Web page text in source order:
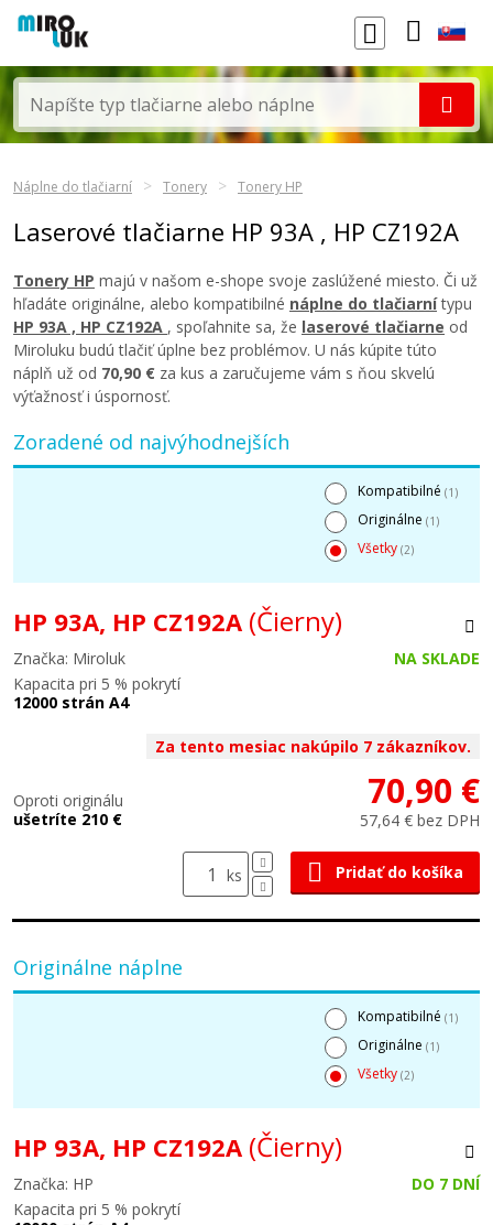
Náplne do tlačiarní Tonery Tonery HP
Laserové tlačiarne HP 93A , HP CZ192A
Tonery HP majú v našom e-shope svoje zaslúžené miesto. Či už
hľadáte originálne, alebo kompatibilné náplne do tlačiarnítypu
HP 93A , HP CZ192A , spoľahnite sa, že laserové tlačiarne od
Miroluku budú tlačiť úplne bez problémov. U nás kúpite túto
náplň už od 70,90 € za kus a zaručujeme vám s ňou skvelú
výťažnosť i úspornosť.
Zoradené od najvýhodnejších
Kompatibilné (1)
Originálne (1)
Všetky (2)
HP 93A, HP CZ192A (Čierny)
Značka: Miroluk
NA SKLADE
Kapacita pri 5 % pokrytí
12000 strán A4
Za tento mesiac nakúpilo 7 zákazníkov.
Oproti originálu
ušetríte 210 €
70,90 €
57,64 € bez DPH
ks Pridať do košíka
Originálne náplne
Kompatibilné (1)
Originálne (1)
Všetky (2)
HP 93A, HP CZ192A (Čierny)
Značka: HP
DO 7 DNÍ
Kapacita pri 5 % pokrytí